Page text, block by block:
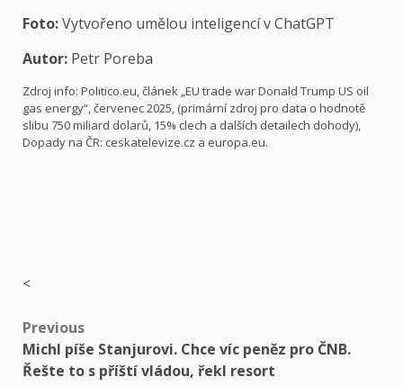
Foto:Vytvořeno umělou inteligencí v ChatGPT
Autor: Petr Poreba
Zdroj info: Politico.eu, článek „EU trade war Donald Trump US oil
gas energy“, červenec 2025, (primární zdroj pro data o hodnotě
slibu 750 miliard dolarů, 15% clech a dalších detailech dohody),
Dopady na ČR: ceskatelevize.cz a europa.eu.
<
Post
navigation
Previous
Michl píše Stanjurovi. Chce víc peněz pro ČNB.
Řešte to s příští vládou, řekl resort